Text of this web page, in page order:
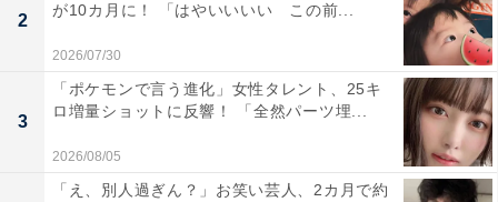
2
が10カ月に！ 「はやいいいい この前...
2026/07/30
3
「ポケモンで言う進化」女性タレント、25キ
ロ増量ショットに反響！ 「全然パーツ埋...
2026/08/05
「え、別人過ぎん？」お笑い芸人、2カ月で約